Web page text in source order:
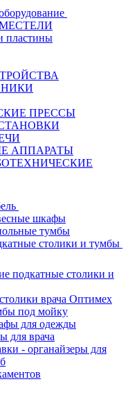
пластины
ПРЕССЫ
АППАРАТЫ
шкафы
тумбы
столики и тумбы
подкатные столики и
врача Оптимех
под мойку
для одежды
для врача
- органайзеры для